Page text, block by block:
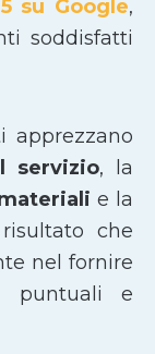
su Google,
soddisfatti
apprezzano
servizio, la
e la
che
nel fornire
puntuali e